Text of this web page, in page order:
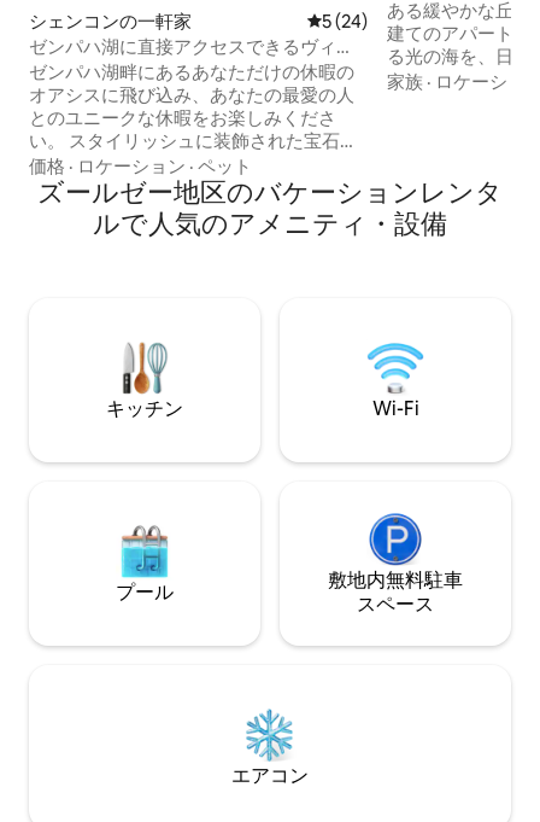
シェンコンの一軒家 レビュー24件、5つ星中5つ
5 (24)
ゼンパハ湖に直接アクセスできるヴィ
ラ！
ゼンパハ湖畔にあるあなただけの休暇の
オアシスに飛び込み、あなたの最愛の人
とのユニークな休暇をお楽しみくださ
い。 スタイリッシュに装飾された宝石
は、10人のための十分なスペースを213平
方メートルに提供します。この家には、
あなたの休暇をできるだけ快適にするた
めのすべてのものが備わっています。 現
クセスするには、ピリオドの後のスペー
スを削除してください）
価格 · ロケーション · ペット
ある緩やかな丘陵
建てのアパートか
る光の海を、日中
山ピラトゥスとマ
高速道路を使用
中心部まで約12-
ては、チューリ
家族 · ロケーショ
ズールゼー地区のバケーションレンタ
ルで人気のアメニティ・設備
キッチン Wi-Fi
プール
敷地内無料駐⁠車
ス⁠ペ⁠ー⁠ス
エアコン